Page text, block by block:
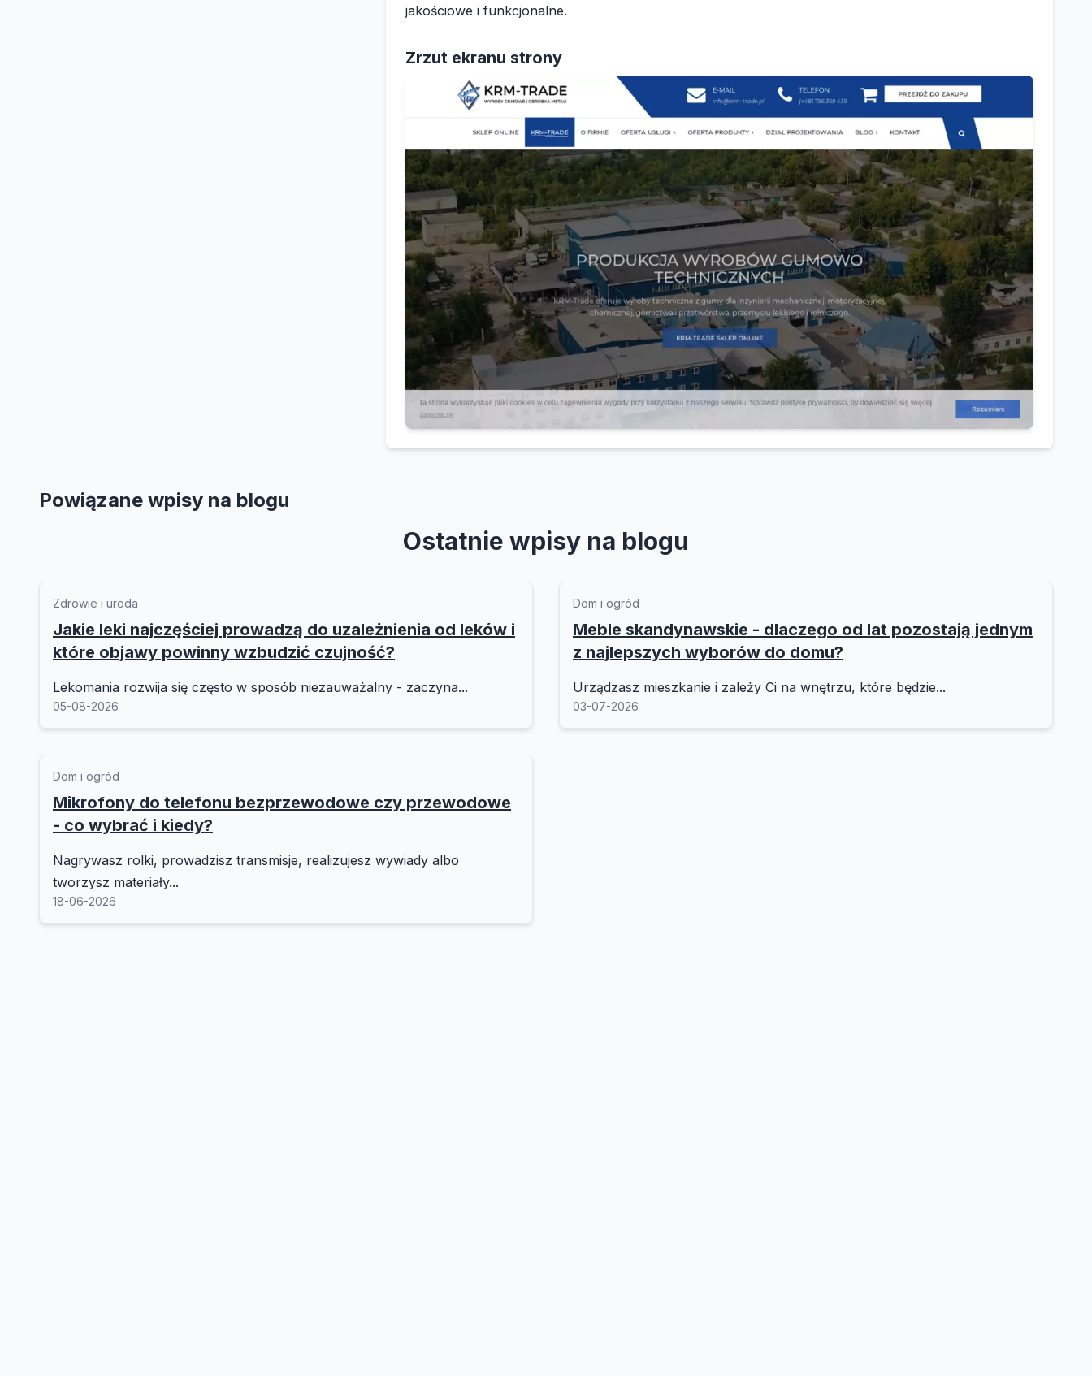
jakościowe i funkcjonalne.
Zrzut ekranu strony
Powiązane wpisy na blogu
Ostatnie wpisy na blogu
Zdrowie i uroda
Jakie leki najczęściej prowadzą do uzależnienia od leków i
które objawy powinny wzbudzić czujność?
Lekomania rozwija się często w sposób niezauważalny - zaczyna...
05-08-2026
Dom i ogród
Meble skandynawskie - dlaczego od lat pozostają jednym
z najlepszych wyborów do domu?
Urządzasz mieszkanie i zależy Ci na wnętrzu, które będzie...
03-07-2026
Dom i ogród
Mikrofony do telefonu bezprzewodowe czy przewodowe
- co wybrać i kiedy?
Nagrywasz rolki, prowadzisz transmisje, realizujesz wywiady albo
tworzysz materiały...
18-06-2026